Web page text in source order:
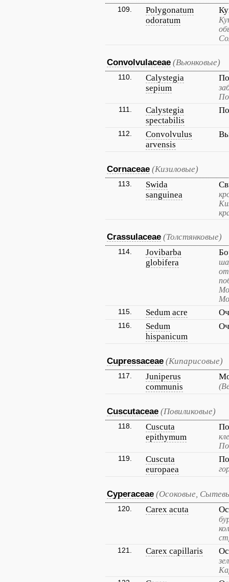
109.
Polygonatum
odoratum
Convolvulaceae (Вьюнковые)
110.
Calystegia
sepium
111.
Calystegia
spectabilis
112.
Convolvulus
arvensis
Cornaceae (Кизиловые)
113.
Swida
sanguinea
Crassulaceae (Толстянковые)
114.
Jovibarba
globifera
115. Sedum acre
116.
Sedum
hispanicum
Cupressaceae (Кипарисовые)
117.
Juniperus
communis
Cuscutaceae (Повиликовые)
118.
Cuscuta
epithymum
119.
Cuscuta
europaea
Cyperaceae (Осоковые,
120. Carex acuta
121. Carex capillaris